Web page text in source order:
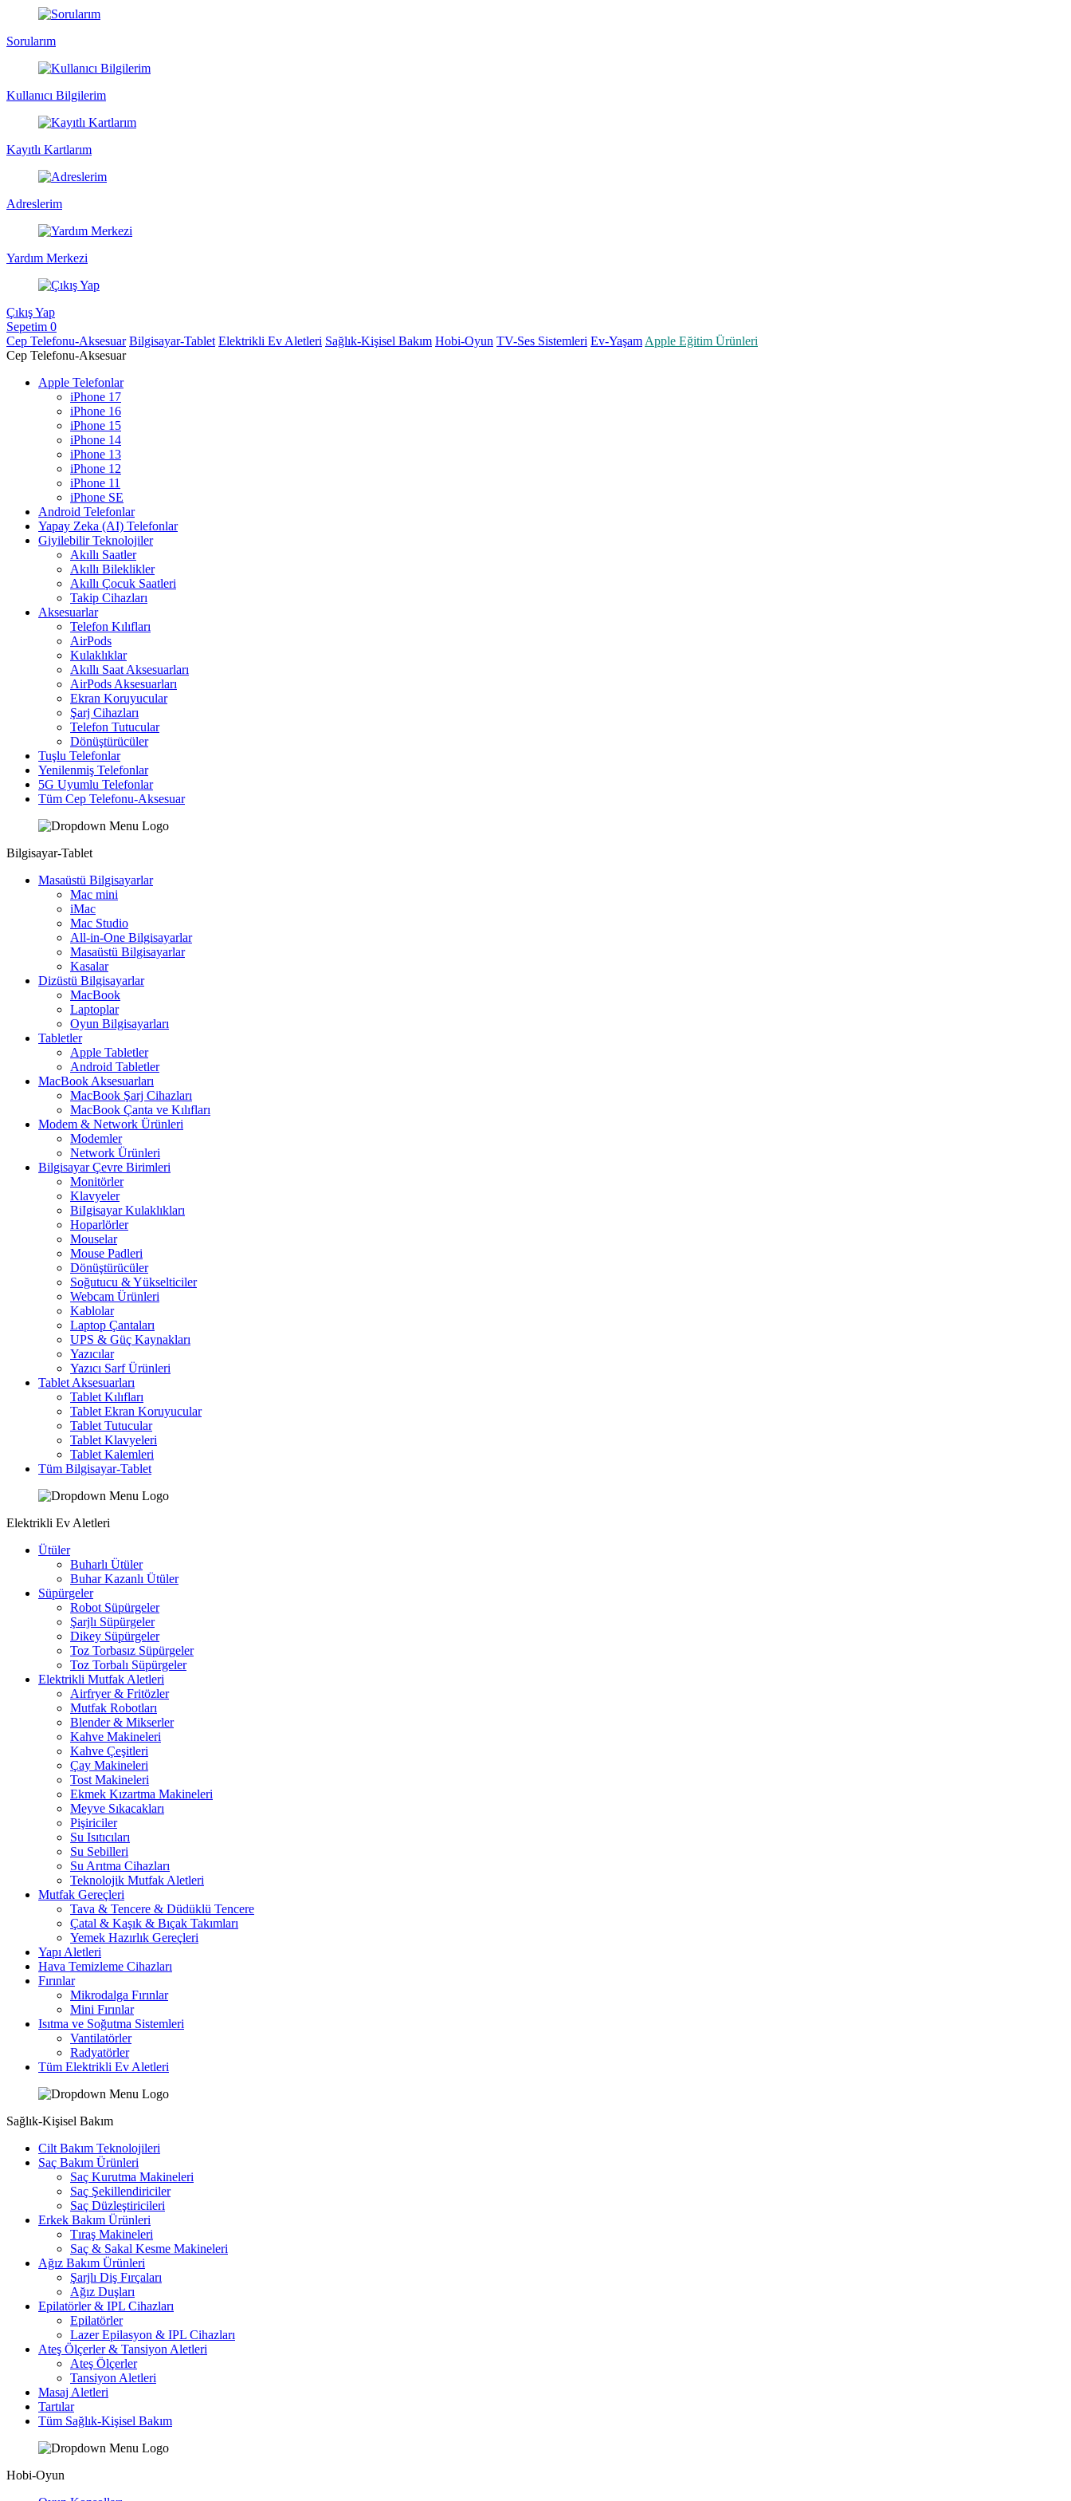
Sorularım
Kullanıcı Bilgilerim
Kayıtlı Kartlarım
Adreslerim
Yardım Merkezi
Çıkış Yap
Sepetim 0
Cep Telefonu-Aksesuar Bilgisayar-Tablet Elektrikli Ev Aletleri Sağlık-Kişisel Bakım Hobi-Oyun TV-Ses Sistemleri Ev-Yaşam Apple Eğitim Ürünleri
Cep Telefonu-Aksesuar
Apple Telefonlar
iPhone 17
iPhone 16
iPhone 15
iPhone 14
iPhone 13
iPhone 12
iPhone 11
iPhone SE
Android Telefonlar
Yapay Zeka (AI) Telefonlar
Giyilebilir Teknolojiler
Akıllı Saatler
Akıllı Bileklikler
Akıllı Çocuk Saatleri
Takip Cihazları
Aksesuarlar
Telefon Kılıfları
AirPods
Kulaklıklar
Akıllı Saat Aksesuarları
AirPods Aksesuarları
Ekran Koruyucular
Şarj Cihazları
Telefon Tutucular
Dönüştürücüler
Tuşlu Telefonlar
Yenilenmiş Telefonlar
5G Uyumlu Telefonlar
Tüm Cep Telefonu-Aksesuar
Bilgisayar-Tablet
Masaüstü Bilgisayarlar
Mac mini
iMac
Mac Studio
All-in-One Bilgisayarlar
Masaüstü Bilgisayarlar
Kasalar
Dizüstü Bilgisayarlar
MacBook
Laptoplar
Oyun Bilgisayarları
Tabletler
Apple Tabletler
Android Tabletler
MacBook Aksesuarları
MacBook Şarj Cihazları
MacBook Çanta ve Kılıfları
Modem & Network Ürünleri
Modemler
Network Ürünleri
Bilgisayar Çevre Birimleri
Monitörler
Klavyeler
BiIgisayar Kulaklıkları
Hoparlörler
Mouselar
Mouse Padleri
Dönüştürücüler
Soğutucu & Yükselticiler
Webcam Ürünleri
Kablolar
Laptop Çantaları
UPS & Güç Kaynakları
Yazıcılar
Yazıcı Sarf Ürünleri
Tablet Aksesuarları
Tablet Kılıfları
Tablet Ekran Koruyucular
Tablet Tutucular
Tablet Klavyeleri
Tablet Kalemleri
Tüm Bilgisayar-Tablet
Elektrikli Ev Aletleri
Ütüler
Buharlı Ütüler
Buhar Kazanlı Ütüler
Süpürgeler
Robot Süpürgeler
Şarjlı Süpürgeler
Dikey Süpürgeler
Toz Torbasız Süpürgeler
Toz Torbalı Süpürgeler
Elektrikli Mutfak Aletleri
Airfryer & Fritözler
Mutfak Robotları
Blender & Mikserler
Kahve Makineleri
Kahve Çeşitleri
Çay Makineleri
Tost Makineleri
Ekmek Kızartma Makineleri
Meyve Sıkacakları
Pişiriciler
Su Isıtıcıları
Su Sebilleri
Su Arıtma Cihazları
Teknolojik Mutfak Aletleri
Mutfak Gereçleri
Tava & Tencere & Düdüklü Tencere
Çatal & Kaşık & Bıçak Takımları
Yemek Hazırlık Gereçleri
Yapı Aletleri
Hava Temizleme Cihazları
Fırınlar
Mikrodalga Fırınlar
Mini Fırınlar
Isıtma ve Soğutma Sistemleri
Vantilatörler
Radyatörler
Tüm Elektrikli Ev Aletleri
Sağlık-Kişisel Bakım
Cilt Bakım Teknolojileri
Saç Bakım Ürünleri
Saç Kurutma Makineleri
Saç Şekillendiriciler
Saç Düzleştiricileri
Erkek Bakım Ürünleri
Tıraş Makineleri
Saç & Sakal Kesme Makineleri
Ağız Bakım Ürünleri
Şarjlı Diş Fırçaları
Ağız Duşları
Epilatörler & IPL Cihazları
Epilatörler
Lazer Epilasyon & IPL Cihazları
Ateş Ölçerler & Tansiyon Aletleri
Ateş Ölçerler
Tansiyon Aletleri
Masaj Aletleri
Tartılar
Tüm Sağlık-Kişisel Bakım
Hobi-Oyun